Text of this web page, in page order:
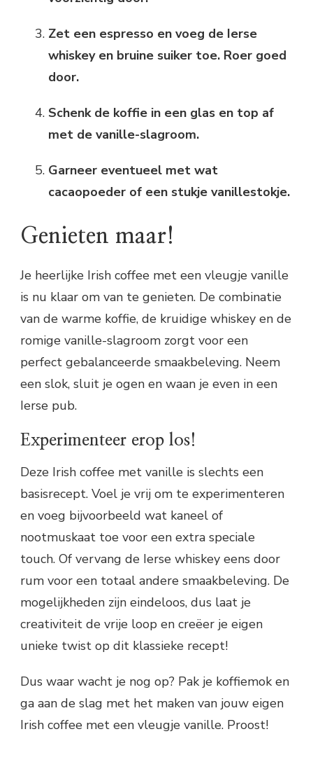
Zet een espresso en voeg de Ierse
whiskey en bruine suiker toe. Roer goed
door.
Schenk de koffie in een glas en top af
met de vanille-slagroom.
Garneer eventueel met wat
cacaopoeder of een stukje vanillestokje.
Genieten maar!
Je heerlijke Irish coffee met een vleugje vanille
is nu klaar om van te genieten. De combinatie
van de warme koffie, de kruidige whiskey en de
romige vanille-slagroom zorgt voor een
perfect gebalanceerde smaakbeleving. Neem
een slok, sluit je ogen en waan je even in een
Ierse pub.
Experimenteer erop los!
Deze Irish coffee met vanille is slechts een
basisrecept. Voel je vrij om te experimenteren
en voeg bijvoorbeeld wat kaneel of
nootmuskaat toe voor een extra speciale
touch. Of vervang de Ierse whiskey eens door
rum voor een totaal andere smaakbeleving. De
mogelijkheden zijn eindeloos, dus laat je
creativiteit de vrije loop en creëer je eigen
unieke twist op dit klassieke recept!
Dus waar wacht je nog op? Pak je koffiemok en
ga aan de slag met het maken van jouw eigen
Irish coffee met een vleugje vanille. Proost!